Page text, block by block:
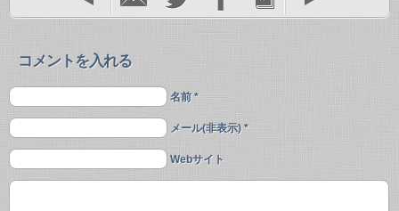
コメントを入れる
名前 *
メール(非表示) *
Webサイト